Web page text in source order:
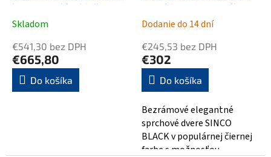
bronz, svetlý odtieň
Skladom
€541,30 bez DPH
€665,80
Do košíka
cm, 195 cm, Univerzálna
Ľavé / Pravé, Číre
mm, Čierna
Dodanie do 14 dní
€245,53 bez DPH
€302
Do košíka
Bezrámové elegantné
sprchové dvere SINCO
BLACK v populárnej čiernej
farbe s možnosťou